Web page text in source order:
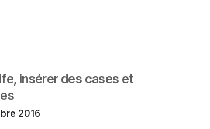
insérer des cases et
2016